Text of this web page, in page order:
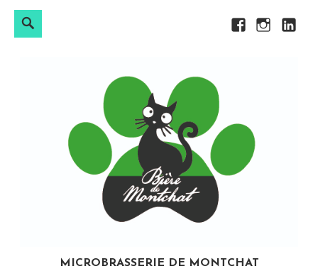
FacebookInstagram
Search
MICROBRASSERIE DE MONTCHAT